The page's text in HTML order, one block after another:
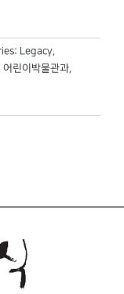
Legacy,
, 어린이박물관과,